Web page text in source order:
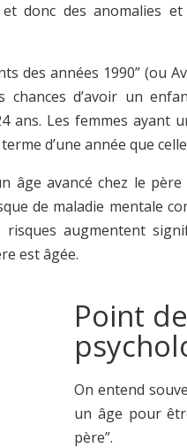
donc des anomalies
des années 1990” (ou
chances d’avoir un
ans. Les femmes ayant
d’une année que
âge avancé chez le
de maladie mentale
augmentent
est âgée.
Point
On entend
un âge pour
père”.